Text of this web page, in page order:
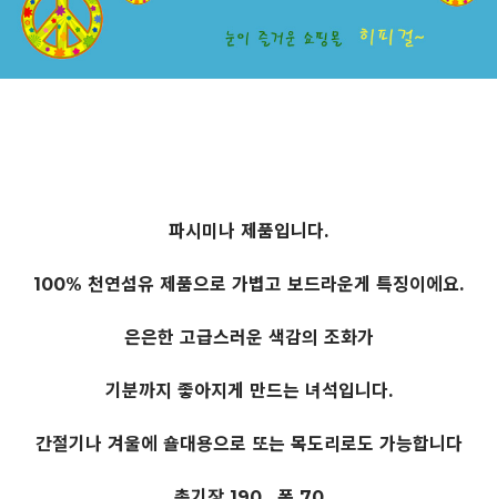
파시미나 제품입니다.
100% 천연섬유 제품으로 가볍고 보드라운게 특징이에요.
은은한 고급스러운 색감의 조화가
기분까지 좋아지게 만드는 녀석입니다.
간절기나 겨울에 숄대용으로 또는 목도리로도 가능합니다